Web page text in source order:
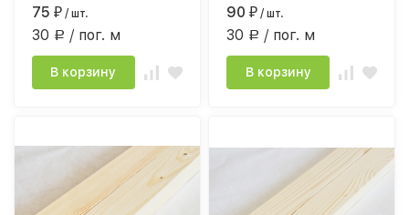
75₽ / шт.
30 Р / пог. м
В корзину
90₽ / шт.
30 Р / пог. м
В корзину